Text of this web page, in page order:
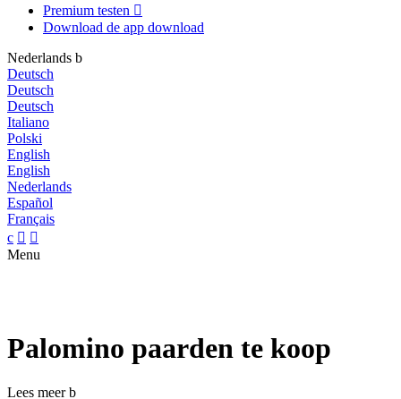
Premium testen 
Download de app download
Nederlands b
Deutsch
Deutsch
Deutsch
Italiano
Polski
English
English
Nederlands
Español
Français
c  
Menu
Palomino paarden te koop
Lees meerb